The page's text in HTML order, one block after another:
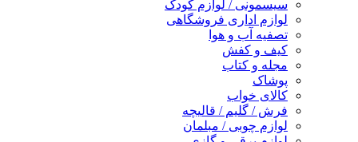
سیسمونی / لوازم کودک
لوازم اداری فروشگاهی
تصفیه آب و هوا
کیف و کفش
مجله و کتاب
پوشاک
کالای خواب
فرش / گلیم / قالیچه
لوازم چوبی / مبلمان